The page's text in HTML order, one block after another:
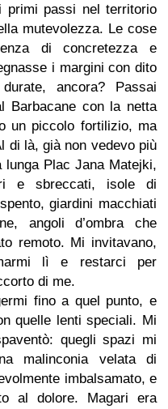
primi passi nel territorio
mutevolezza. Le cose
di concretezza e
i margini con dito
ancora? Passai
Barbacane con la netta
un piccolo fortilizio, ma
di là, già non vedevo più
Plac Jana Matejki,
e sbreccati, isole di
giardini macchiati
angoli d’ombra che
remoto. Mi invitavano,
lì e restarci per
di me.
fino a quel punto, e
quelle lenti speciali. Mi
quegli spazi mi
malinconia velata di
imbalsamato, e
al dolore. Magari era